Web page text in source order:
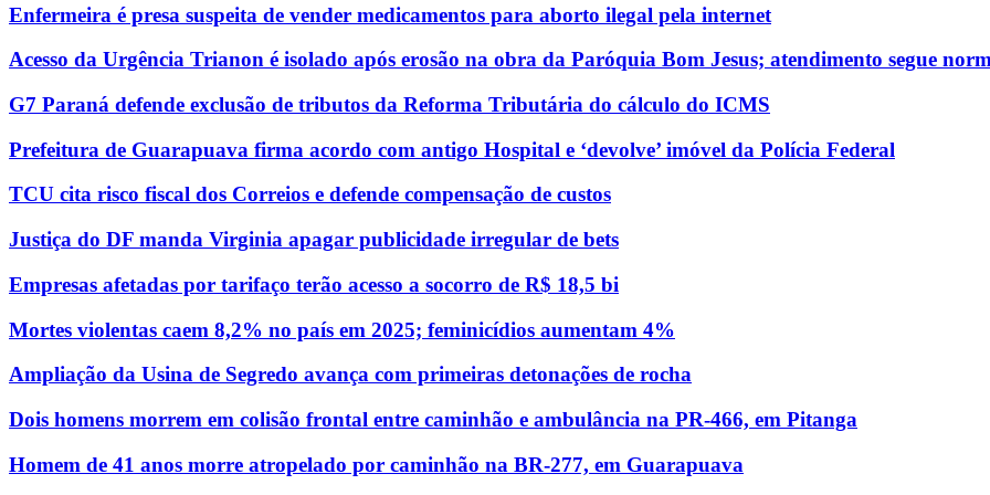
Enfermeira é presa suspeita de vender medicamentos para aborto ilegal pela internet
Acesso da Urgência Trianon é isolado após erosão na obra da Paróquia Bom Jesus; atendimento segue
G7 Paraná defende exclusão de tributos da Reforma Tributária do cálculo do ICMS
Prefeitura de Guarapuava firma acordo com antigo Hospital e ‘devolve’ imóvel da Polícia Federal
TCU cita risco fiscal dos Correios e defende compensação de custos
Justiça do DF manda Virginia apagar publicidade irregular de bets
Empresas afetadas por tarifaço terão acesso a socorro de R$ 18,5 bi
Mortes violentas caem 8,2% no país em 2025; feminicídios aumentam 4%
Ampliação da Usina de Segredo avança com primeiras detonações de rocha
Dois homens morrem em colisão frontal entre caminhão e ambulância na PR-466, em Pitanga
Homem de 41 anos morre atropelado por caminhão na BR-277, em Guarapuava